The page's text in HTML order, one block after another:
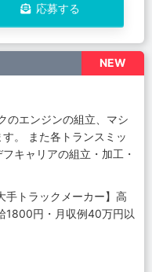
応募する
NEW
エンジンの組立、マシ
。 また各トランスミッ
キャリアの組立・加工・
手トラックメーカー】高
1800円・月収例40万円以